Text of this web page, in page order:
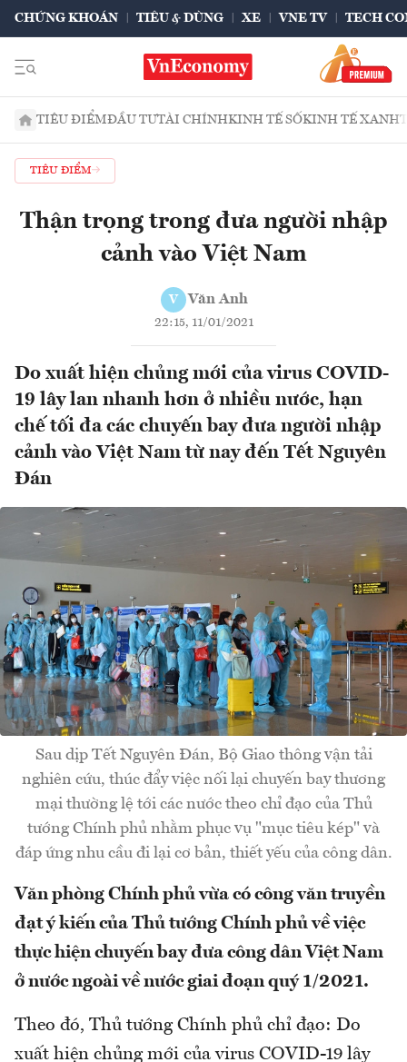
CHỨNG KHOÁN TIÊU & DÙNG XE VNE TV TECH
TIÊU ĐIỂMĐẦU TƯTÀI CHÍNHKINH TẾ SỐKINH TẾ XANH
TIÊU ĐIỂM
Thận trọng trong đưa người nhập
cảnh vào Việt Nam
V Văn Anh
22:15, 11/01/2021
Do xuất hiện chủng mới của virus COVID-
19 lây lan nhanh hơn ở nhiều nước, hạn
chế tối đa các chuyến bay đưa người nhập
cảnh vào Việt Nam từ nay đến Tết Nguyên
Đán
Sau dịp Tết Nguyên Đán, Bộ Giao thông vận tải
nghiên cứu, thúc đẩy việc nối lại chuyến bay thương
mại thường lệ tới các nước theo chỉ đạo của Thủ
tướng Chính phủ nhằm phục vụ "mục tiêu kép" và
đáp ứng nhu cầu đi lại cơ bản, thiết yếu của công dân.
Văn phòng Chính phủ vừa có công văn truyền
đạt ý kiến của Thủ tướng Chính phủ về việc
thực hiện chuyến bay đưa công dân Việt Nam
ở nước ngoài về nước giai đoạn quý 1/2021.
Theo đó, Thủ tướng Chính phủ chỉ đạo: Do
xuất hiện chủng mới của virus COVID-19 lây